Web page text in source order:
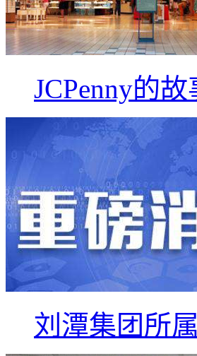
JCPenny的故
刘潭集团所